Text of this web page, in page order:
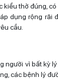
thở đúng, có
dụng rộng rãi
cầu.
người vì bất kỳ
các bệnh lý